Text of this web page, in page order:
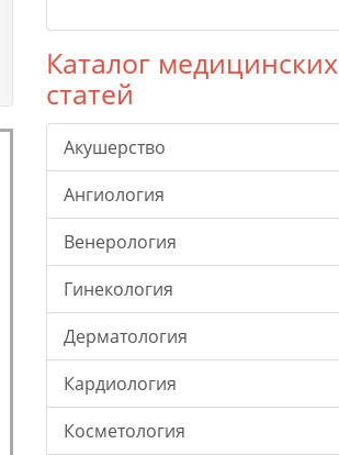
Каталог медицинских
статей
Акушерство
Ангиология
Венерология
Гинекология
Дерматология
Кардиология
Косметология